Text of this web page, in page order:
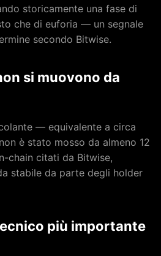
storicamente una fase di
che di euforia — un segnale
secondo Bitwise.
si muovono da
— equivalente a circa
è stato mosso da almeno 12
chain citati da Bitwise,
stabile da parte degli holder
più importante